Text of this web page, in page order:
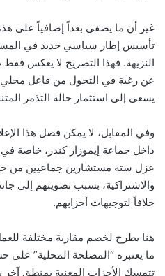
غير أن ما يضفي بعداً إضافياً على
تأسيس إطار سياسي جديد في
النزيهة. فهذا التصريح لا يعكس فقط
عن رغبة في التحول من فاعل
يسعى إلى استثمار حالة التذمر
وفي المقابل، لا يمكن فصل هذا
داخل جماعة إيموزار كندر، خاصة
عزل ستة مستشارين جماعيين من
والاشتراكية، بسبب تصويتهم إلى
خلافاً لتوجيهات أحزابهم.
هنا يطرح لخصم مقاربة مختلفة
ما يعتبره “المصلحة المحلية” على
تتمسك الأحزاب المعنية بمنطق آخر